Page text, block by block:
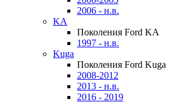
2006 - н.в.
KA
Поколения Ford KA
1997 - н.в.
Kuga
Поколения Ford Kuga
2008-2012
2013 - н.в.
2016 - 2019